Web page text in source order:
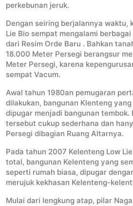
perkebunan jeruk.
Dengan seiring berjalannya waktu,
Lie Bio sempat mengalami
dari Resim Orde Baru . Bahkan
18.000 Meter Persegi berangsur
Meter Persegi, karena
sempat Vacum.
Awal tahun 1980an pemugaran
dilakukan, bangunan Klenteng
dipugar menjadi bangunan tembok.
tersebut cukup sederhana dan
Persegi dibagian Ruang Altarnya.
Pada tahun 2007 Kelenteng Low
total, bangunan Kelenteng yang
seperti rumah biasa, dipugar
merujuk kekhasan Kelenteng-
Mulai dari lengkung atap, pilar